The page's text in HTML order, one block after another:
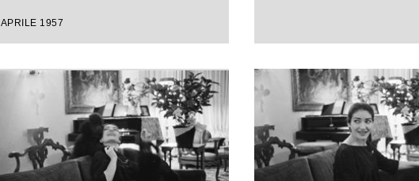
prove dell'opera "Anna
APRILE 1957